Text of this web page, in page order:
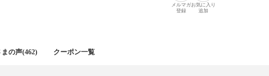
メルマガ
登録
お気に入り
追加
まの声(462) クーポン一覧